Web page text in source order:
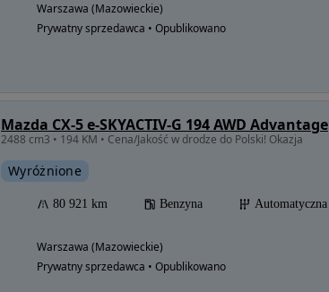
Warszawa (Mazowieckie)
Prywatny sprzedawca • Opublikowano
Mazda CX-5 e-SKYACTIV-G 194 AWD Advantage
2488 cm3 • 194 KM • Cena/Jakość w drodze do Polski! Okazja
Wyróżnione
80 921 km Benzyna Automatyczna
Warszawa (Mazowieckie)
Prywatny sprzedawca • Opublikowano